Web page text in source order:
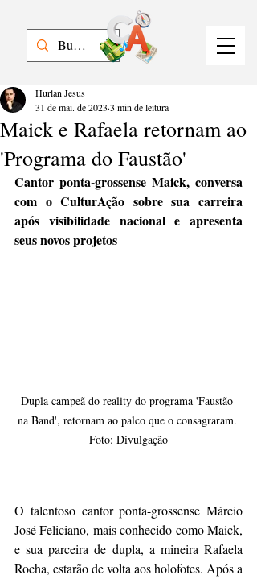
Maick e Rafaela retornam ao
'Programa do Faustão'
Hurlan Jesus
31 de mai. de 2023 3 min de leitura
Cantor ponta-grossense Maick, conversa
com o CulturAção sobre sua carreira
após visibilidade nacional e apresenta
seus novos projetos
Dupla campeã do reality do programa 'Faustão
na Band', retornam ao palco que o consagraram.
Foto: Divulgação
O talentoso cantor ponta-grossense Márcio
José Feliciano, mais conhecido como Maick,
e sua parceira de dupla, a mineira Rafaela
Rocha, estarão de volta aos holofotes. Após a